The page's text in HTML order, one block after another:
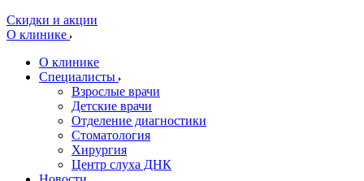
Скидки и акции
О клинике
О клинике
Специалисты
Взрослые врачи
Детские врачи
Отделение диагностики
Стоматология
Хирургия
Центр слуха ДНК